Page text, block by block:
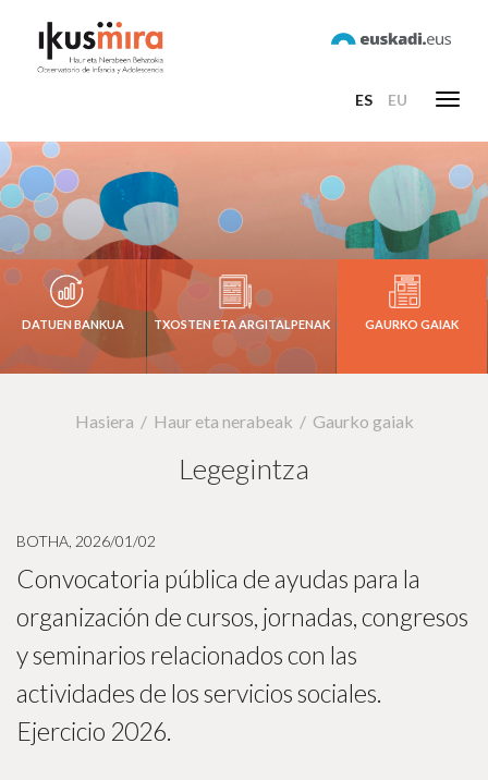
ES EU
DATUEN BANKUA TXOSTEN ETA ARGITALPENAK GAURKO GAIAK
Hasiera Haur eta nerabeak Gaurko gaiak
Legegintza
BOTHA, 2026/01/02
Convocatoria pública de ayudas para la
organización de cursos, jornadas, congresos
y seminarios relacionados con las
actividades de los servicios sociales.
Ejercicio 2026.